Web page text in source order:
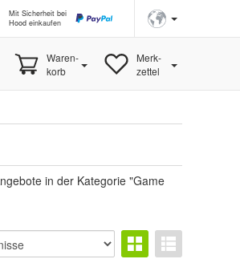
Mit Sicherheit bei
Hood einkaufen
Waren-
korb
Merk-
zettel
in der Kategorie "Game